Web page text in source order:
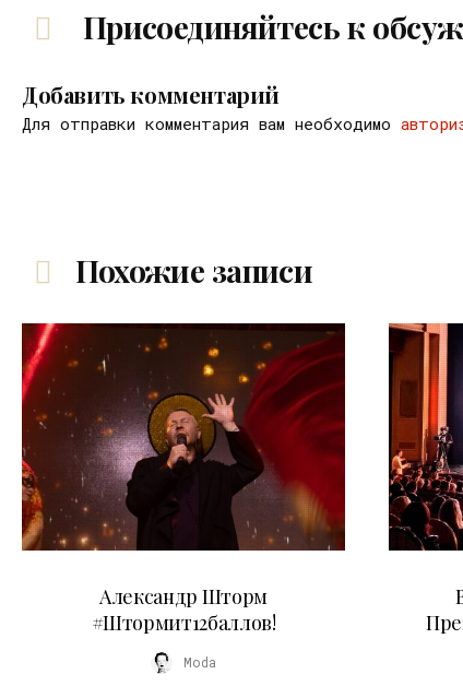
Присоединяйтесь к
Добавить комментарий
Для отправки комментария вам необходимо
Похожие записи
Александр Шторм
#Штормит12баллов!
Moda